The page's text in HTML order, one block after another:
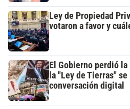
Ley de Propiedad
votaron a favor y
El Gobierno perdió
la "Ley de Tierras"
conversación digital